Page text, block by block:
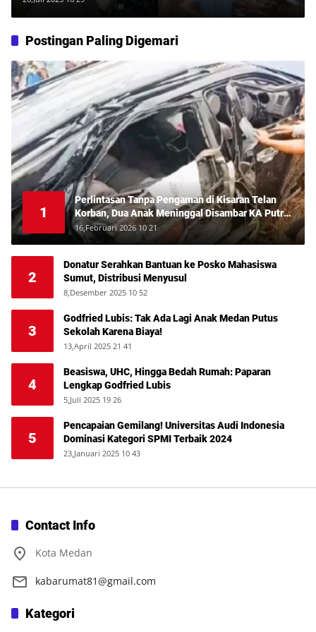
Postingan Paling Digemari
1
Perlintasan Tanpa Pengaman di Kisaran Telan
Korban, Dua Anak Meninggal Disambar KA Putri
Deli
16,Februari 2026 10 21
2
Donatur Serahkan Bantuan ke Posko Mahasiswa
Sumut, Distribusi Menyusul
8,Desember 2025 10 52
3
Godfried Lubis: Tak Ada Lagi Anak Medan Putus
Sekolah Karena Biaya!
13,April 2025 21 41
4
Beasiswa, UHC, Hingga Bedah Rumah: Paparan
Lengkap Godfried Lubis
5,Juli 2025 19 26
5
Pencapaian Gemilang! Universitas Audi Indonesia
Dominasi Kategori SPMI Terbaik 2024
23,Januari 2025 10 43
Contact Info
Kota Medan
kabarumat81@gmail.com
Kategori